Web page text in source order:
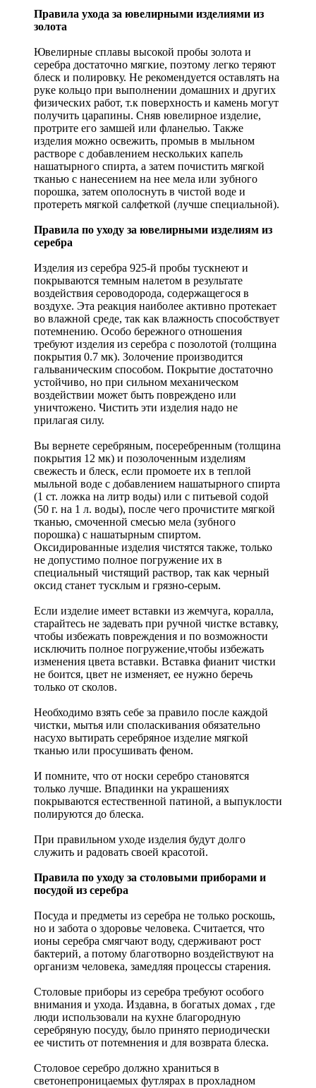
Правила ухода за ювелирными изделиями из
золота
Ювелирные сплавы высокой пробы золота и
серебра достаточно мягкие, поэтому легко теряют
блеск и полировку. Не рекомендуется оставлять на
руке кольцо при выполнении домашних и других
физических работ, т.к поверхность и камень могут
получить царапины. Сняв ювелирное изделие,
протрите его замшей или фланелью. Также
изделия можно освежить, промыв в мыльном
растворе с добавлением нескольких капель
нашатырного спирта, а затем почистить мягкой
тканью с нанесением на нее мела или зубного
порошка, затем ополоснуть в чистой воде и
протереть мягкой салфеткой (лучше специальной).
Правила по уходу за ювелирными изделиям из
серебра
Изделия из серебра 925-й пробы тускнеют и
покрываются темным налетом в результате
воздействия сероводорода, содержащегося в
воздухе. Эта реакция наиболее активно протекает
во влажной среде, так как влажность способствует
потемнению. Особо бережного отношения
требуют изделия из серебра с позолотой (толщина
покрытия 0.7 мк). Золочение производится
гальваническим способом. Покрытие достаточно
устойчиво, но при сильном механическом
воздействии может быть повреждено или
уничтожено. Чистить эти изделия надо не
прилагая силу.
Вы вернете серебряным, посеребренным (толщина
покрытия 12 мк) и позолоченным изделиям
свежесть и блеск, если промоете их в теплой
мыльной воде с добавлением нашатырного спирта
(1 ст. ложка на литр воды) или с питьевой содой
(50 г. на 1 л. воды), после чего прочистите мягкой
тканью, смоченной смесью мела (зубного
порошка) с нашатырным спиртом.
Оксидированные изделия чистятся также, только
не допустимо полное погружение их в
специальный чистящий раствор, так как черный
оксид станет тусклым и грязно-серым.
Если изделие имеет вставки из жемчуга, коралла,
старайтесь не задевать при ручной чистке вставку,
чтобы избежать повреждения и по возможности
исключить полное погружение,чтобы избежать
изменения цвета вставки. Вставка фианит чистки
не боится, цвет не изменяет, ее нужно беречь
только от сколов.
Необходимо взять себе за правило после каждой
чистки, мытья или споласкивания обязательно
насухо вытирать серебряное изделие мягкой
тканью или просушивать феном.
И помните, что от носки серебро становятся
только лучше. Впадинки на украшениях
покрываются естественной патиной, а выпуклости
полируются до блеска.
При правильном уходе изделия будут долго
служить и радовать своей красотой.
Правила по уходу за столовыми приборами и
посудой из серебра
Посуда и предметы из серебра не только роскошь,
но и забота о здоровье человека. Считается, что
ионы серебра смягчают воду, сдерживают рост
бактерий, а потому благотворно воздействуют на
организм человека, замедляя процессы старения.
Столовые приборы из серебра требуют особого
внимания и ухода. Издавна, в богатых домах , где
люди использовали на кухне благородную
серебряную посуду, было принято периодически
ее чистить от потемнения и для возврата блеска.
Столовое серебро должно храниться в
светонепроницаемых футлярах в прохладном